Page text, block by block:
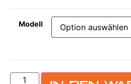
Modell